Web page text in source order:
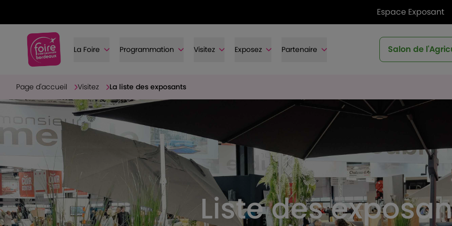
Espace Exposant
La Foire Programmation Visitez Exposez Partenaire Salon de
Page d'accueil Visitez La liste des exposants
Liste des